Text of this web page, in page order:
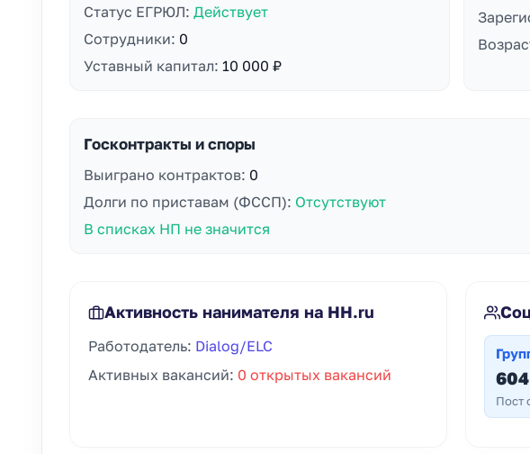
Статус ЕГРЮЛ: Действует
Сотрудники: 0
Уставный капитал: 10 000 ₽
Госконтракты и споры
Выиграно контрактов: 0
Долги по приставам (ФССП): Отсутствуют
В списках НП не значится
Активность нанимателя на HH.ru
Работодатель: Dialog/ELC
Активных вакансий: 0 открытых вакансий
Пост